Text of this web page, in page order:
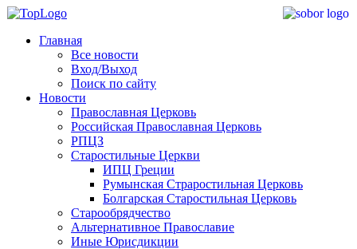
Главная
Все новости
Вход/Выход
Поиск по сайту
Новости
Православная Церковь
Российская Православная Церковь
РПЦЗ
Старостильные Церкви
ИПЦ Греции
Румынская Страростильная Церковь
Болгарская Старостильная Церковь
Старообрядчество
Альтернативное Православие
Иные Юрисдикции